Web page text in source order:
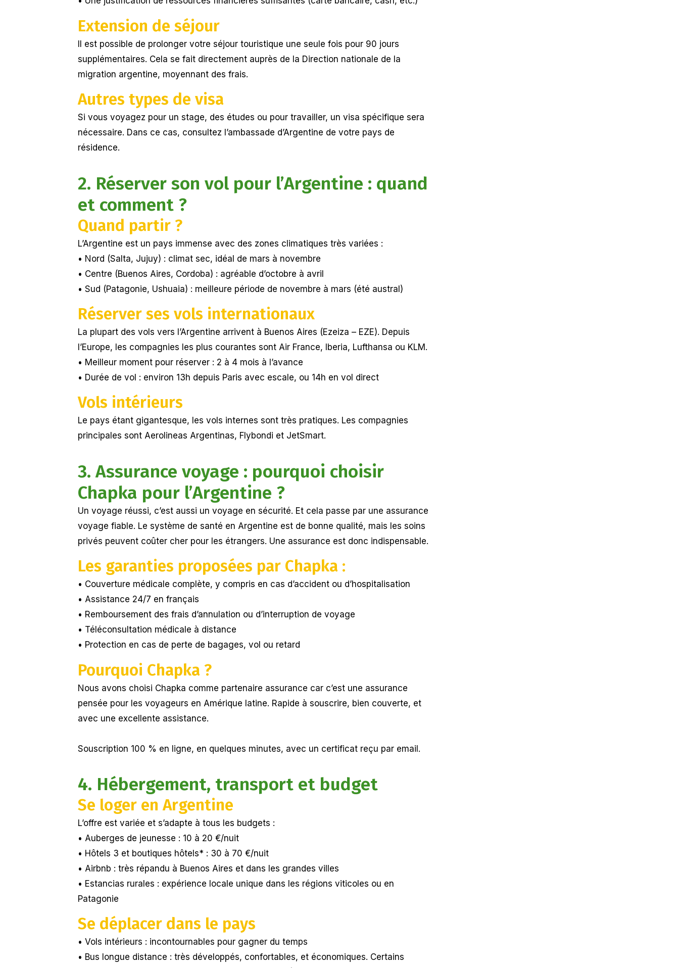
Extension de séjour
Il est possible de prolonger votre séjour touristique une seule fois pour 90 jours
supplémentaires. Cela se fait directement auprès de la Direction nationale de la
migration argentine, moyennant des frais.
Autres types de visa
Si vous voyagez pour un stage, des études ou pour travailler, un visa spécifique sera
nécessaire. Dans ce cas, consultez l’ambassade d’Argentine de votre pays de
résidence.
2. Réserver son vol pour l’Argentine : quand
et comment ?
Quand partir ?
L’Argentine est un pays immense avec des zones climatiques très variées :
• Nord (Salta, Jujuy) : climat sec, idéal de mars à novembre
• Centre (Buenos Aires, Cordoba) : agréable d’octobre à avril
• Sud (Patagonie, Ushuaia) : meilleure période de novembre à mars (été austral)
Réserver ses vols internationaux
La plupart des vols vers l’Argentine arrivent à Buenos Aires (Ezeiza – EZE). Depuis
l’Europe, les compagnies les plus courantes sont Air France, Iberia, Lufthansa ou KLM.
• Meilleur moment pour réserver : 2 à 4 mois à l’avance
• Durée de vol : environ 13h depuis Paris avec escale, ou 14h en vol direct
Vols intérieurs
Le pays étant gigantesque, les vols internes sont très pratiques. Les compagnies
principales sont Aerolineas Argentinas, Flybondi et JetSmart.
3. Assurance voyage : pourquoi choisir
Chapka pour l’Argentine ?
Un voyage réussi, c’est aussi un voyage en sécurité. Et cela passe par une assurance
voyage fiable. Le système de santé en Argentine est de bonne qualité, mais les soins
privés peuvent coûter cher pour les étrangers. Une assurance est donc indispensable.
Les garanties proposées par Chapka :
• Couverture médicale complète, y compris en cas d’accident ou d’hospitalisation
• Assistance 24/7 en français
• Remboursement des frais d’annulation ou d’interruption de voyage
• Téléconsultation médicale à distance
• Protection en cas de perte de bagages, vol ou retard
Pourquoi Chapka ?
Nous avons choisi Chapka comme partenaire assurance car c’est une assurance
pensée pour les voyageurs en Amérique latine. Rapide à souscrire, bien couverte, et
avec une excellente assistance.
Souscription 100 % en ligne, en quelques minutes, avec un certificat reçu par email.
4. Hébergement, transport et budget
Se loger en Argentine
L’offre est variée et s’adapte à tous les budgets :
• Auberges de jeunesse : 10 à 20 €/nuit
• Hôtels 3 et boutiques hôtels* : 30 à 70 €/nuit
• Airbnb : très répandu à Buenos Aires et dans les grandes villes
• Estancias rurales : expérience locale unique dans les régions viticoles ou en
Patagonie
Se déplacer dans le pays
• Vols intérieurs : incontournables pour gagner du temps
• Bus longue distance : très développés, confortables, et économiques. Certains